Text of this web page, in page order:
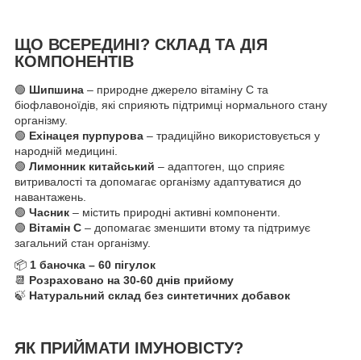
ЩО ВСЕРЕДИНІ? СКЛАД ТА ДІЯ
КОМПОНЕНТІВ
🟢 Шипшина – природне джерело вітаміну С та
біофлавоноїдів, які сприяють підтримці нормального стану
організму.
🟢 Ехінацея пурпурова – традиційно використовується у
народній медицині.
🟢 Лимонник китайський – адаптоген, що сприяє
витривалості та допомагає організму адаптуватися до
навантажень.
🟢 Часник – містить природні активні компоненти.
🟢 Вітамін С – допомагає зменшити втому та підтримує
загальний стан організму.
📦 1 баночка – 60 пігулок
📆 Розраховано на 30-60 днів прийому
🍃 Натуральний склад без синтетичних добавок
ЯК ПРИЙМАТИ ІМУНОВІСТУ?